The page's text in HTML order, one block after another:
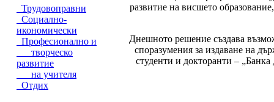
Трудовоправни
Социално-
икономически
Професионално и
творческо
развитие
на учителя
Отдих
развитие на висшето
Днешното решение създава
споразумения за издаване на
студенти и докторанти –